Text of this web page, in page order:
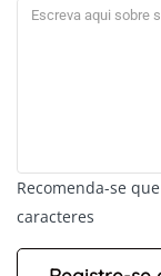
Recomenda-se
caracteres